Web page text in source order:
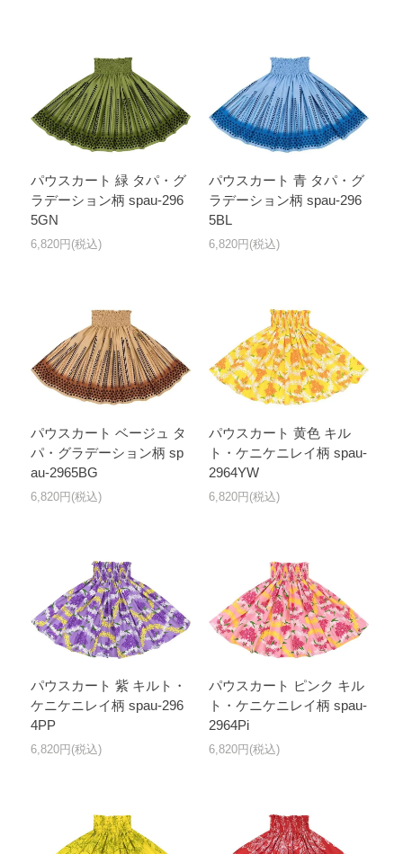
パウスカート 緑 タパ・グ
ラデーション柄 spau-296
5GN
6,820円(税込)
パウスカート 青 タパ・グ
ラデーション柄 spau-296
5BL
6,820円(税込)
パウスカート ベージュ タ
パ・グラデーション柄 sp
au-2965BG
6,820円(税込)
パウスカート 黄色 キル
ト・ケニケニレイ柄 spau-
2964YW
6,820円(税込)
パウスカート 紫 キルト・
ケニケニレイ柄 spau-296
4PP
6,820円(税込)
パウスカート ピンク キル
ト・ケニケニレイ柄 spau-
2964Pi
6,820円(税込)